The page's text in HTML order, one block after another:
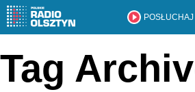
POSŁUCHAJ
Tag